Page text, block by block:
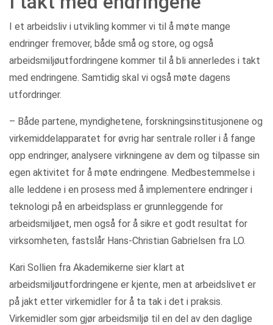
I et arbeidsliv i utvikling kommer vi til å møte mange
endringer fremover, både små og store, og også
arbeidsmiljøutfordringene kommer til å bli annerledes i takt
med endringene. Samtidig skal vi også møte dagens
utfordringer.
– Både partene, myndighetene, forskningsinstitusjonene og
virkemiddelapparatet for øvrig har sentrale roller i å fange
opp endringer, analysere virkningene av dem og tilpasse sin
egen aktivitet for å møte endringene. Medbestemmelse i
alle leddene i en prosess med å implementere endringer i
teknologi på en arbeidsplass er grunnleggende for
arbeidsmiljøet, men også for å sikre et godt resultat for
virksomheten, fastslår Hans-Christian Gabrielsen fra LO.
Kari Sollien fra Akademikerne sier klart at
arbeidsmiljøutfordringene er kjente, men at arbeidslivet er
på jakt etter virkemidler for å ta tak i det i praksis.
Virkemidler som gjør arbeidsmiljø til en del av den daglige